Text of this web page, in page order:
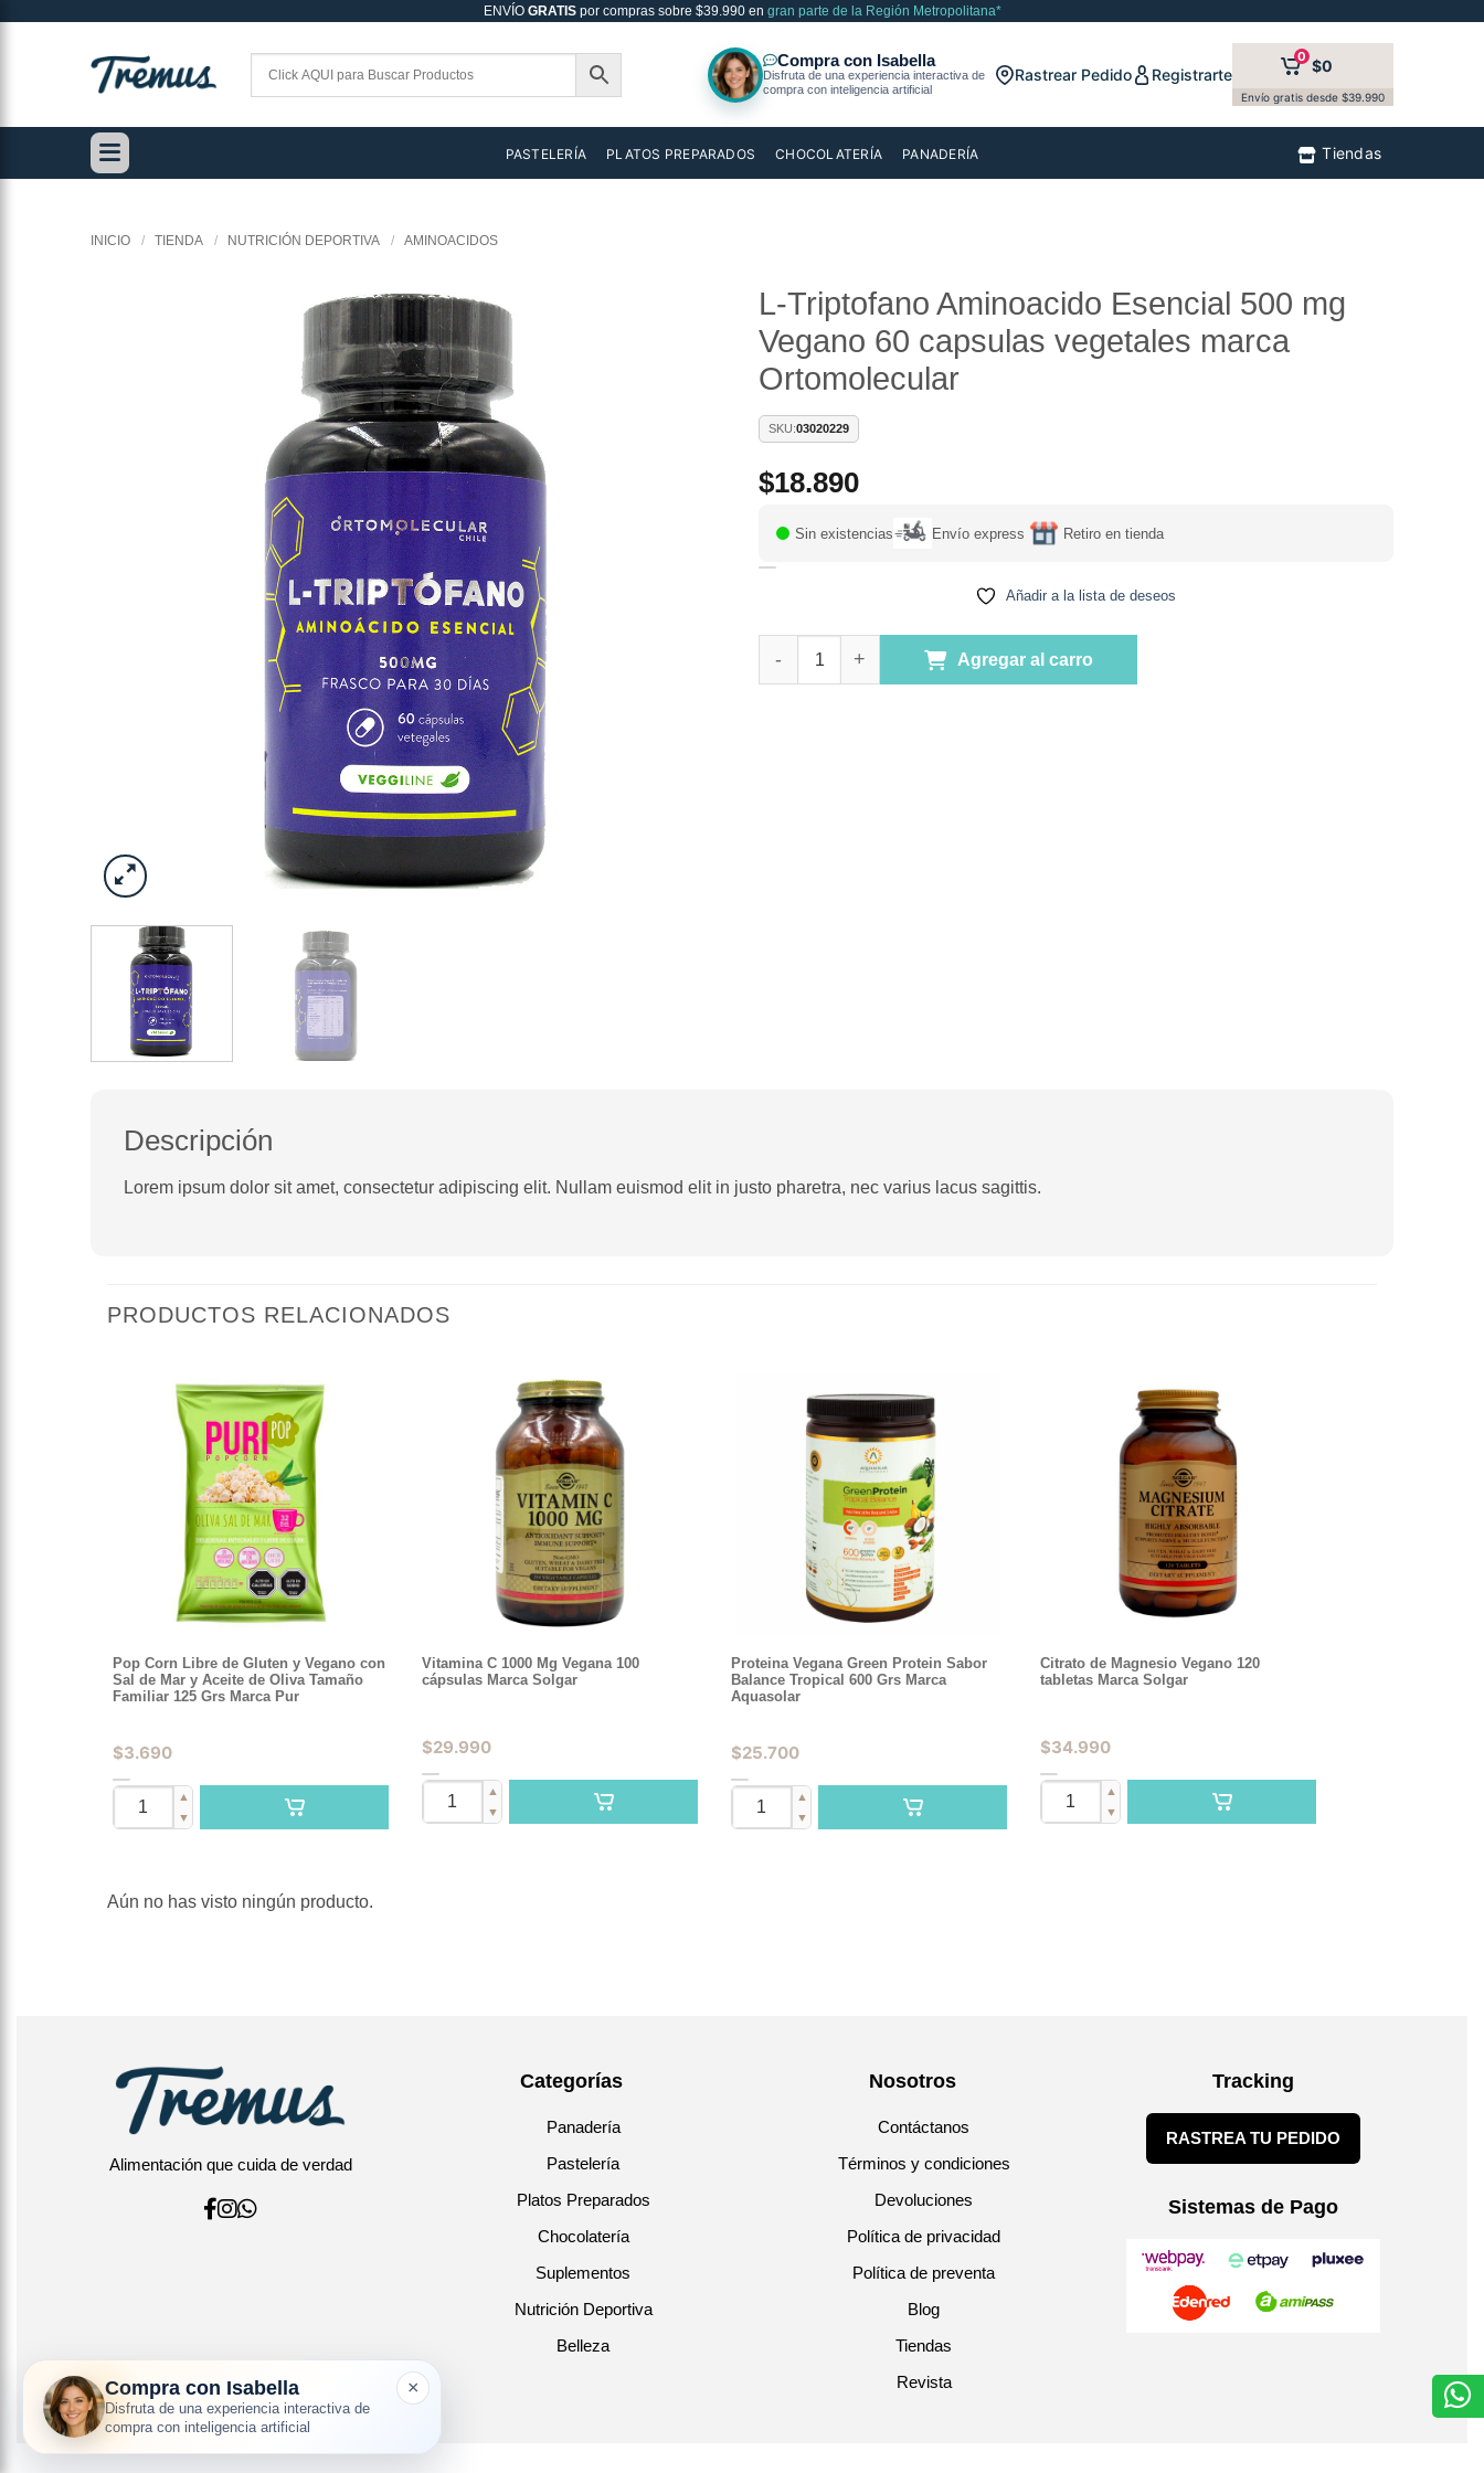
ENVÍO GRATISpor compras sobre $39.990 en gran parte de la Región Metropolitana*
Rastrear Pedido Registrarte
0 $0
Envío gratis desde $39.990
PASTELERÍA PLATOS PREPARADOS CHOCOLATERÍA PANADERÍA Tiendas
INICIO / TIENDA / NUTRICIÓN DEPORTIVA / AMINOACIDOS
L-Triptofano Aminoacido Esencial 500 mg
Vegano 60 capsulas vegetales marca
Ortomolecular
SKU:03020229
$18.890
Sin existencias Envío express Retiro en tienda
Añadir a la lista de deseos
Agregar al carro
Descripción
Lorem ipsum dolor sit amet, consectetur adipiscing elit. Nullam euismod elit in justo pharetra, nec varius lacus sagittis.
PRODUCTOS RELACIONADOS
Pop Corn Libre de Gluten y Vegano con
Sal de Mar y Aceite de Oliva Tamaño
Familiar 125 Grs Marca Pur
$3.690
▲
▼
Vitamina C 1000 Mg Vegana 100
cápsulas Marca Solgar
$29.990
▲
▼
Proteina Vegana Green Protein Sabor
Balance Tropical 600 Grs Marca
Aquasolar
$25.700
▲
▼
Citrato de Magnesio Vegano 120
tabletas Marca Solgar
$34.990
▲
▼
Aún no has visto ningún producto.
Alimentación que cuida de verdad
Categorías
Panadería
Pastelería
Platos Preparados
Chocolatería
Suplementos
Nutrición Deportiva
Belleza
Nosotros
Contáctanos
Términos y condiciones
Devoluciones
Política de privacidad
Política de preventa
Blog
Tiendas
Revista
Tracking
RASTREA TU PEDIDO
Sistemas de Pago